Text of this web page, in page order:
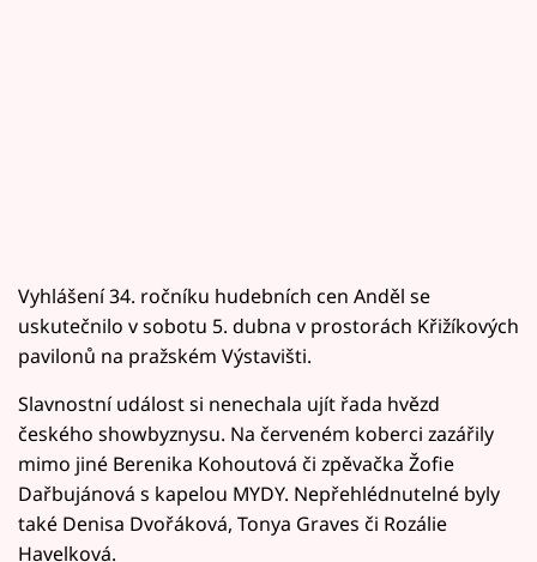
Vyhlášení 34. ročníku hudebních cen Anděl se
uskutečnilo v sobotu 5. dubna v prostorách Křižíkových
pavilonů na pražském Výstavišti.
Slavnostní událost si nenechala ujít řada hvězd
českého showbyznysu. Na červeném koberci zazářily
mimo jiné Berenika Kohoutová či zpěvačka Žofie
Dařbujánová s kapelou MYDY. Nepřehlédnutelné byly
také Denisa Dvořáková, Tonya Graves či Rozálie
Havelková.